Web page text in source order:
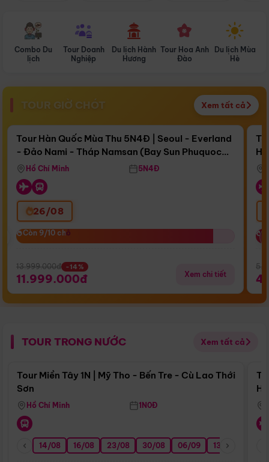
Combo Du
lịch
Tour Doanh
Nghiệp
Du lịch Hành
Hương
Tour Hoa Anh
Đào
Du lịch Mùa
Hè
TOUR GIỜ CHÓT Xem tất cả
Còn17 ngày 01:26:30
Bay Sun Phuquoc Airways
Điểm nổi bật
Tour Hàn Quốc Mùa Thu 5N4Đ | Seoul - Everland
- Đảo Nami - Tháp Namsan (Bay Sun Phuquoc
Airways)
Hồ Chí Minh 5N4Đ
26/08
Còn 9/10 chỗ
Còn 9/10 chỗ
13.999.000đ -14%
11.999.000đ Xem chi tiết
TOUR TRONG NƯỚC Xem tất cả
Điểm nổi bật
Tour Miền Tây 1N | Mỹ Tho - Bến Tre - Cù Lao Thới
Sơn
Hồ Chí Minh 1N0Đ
14/08 16/08 23/08 30/08 06/09 13/09